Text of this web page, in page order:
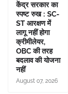
केंद्र सरकार का
स्पष्ट रुख : SC-
ST आरक्षण में
लागू नहीं होगा
क्रीमीलेयर,
OBC की तरह
बदलाव की योजना
नहीं
August 07, 2026